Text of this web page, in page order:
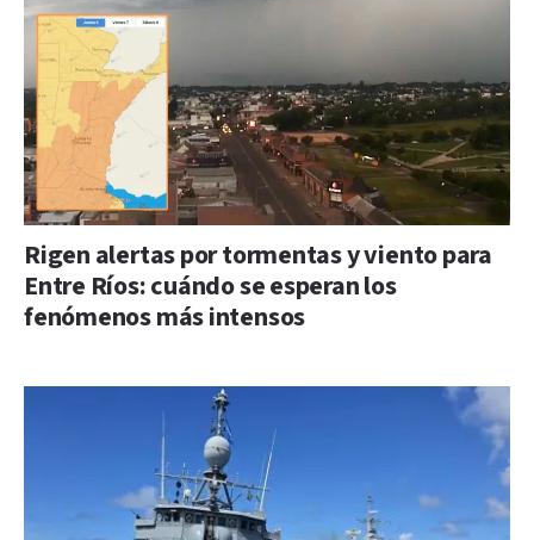
Rigen alertas por tormentas y viento para
Entre Ríos: cuándo se esperan los
fenómenos más intensos